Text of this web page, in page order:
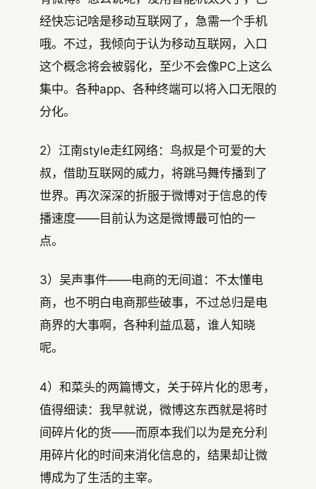
经快忘记啥是移动互联网了，急需一个手机
哦。不过，我倾向于认为移动互联网，入口
这个概念将会被弱化，至少不会像PC上这么
集中。各种app、各种终端可以将入口无限的
分化。
2）江南style走红网络：鸟叔是个可爱的大
叔，借助互联网的威力，将跳马舞传播到了
世界。再次深深的折服于微博对于信息的传
播速度——目前认为这是微博最可怕的一
点。
3）吴声事件——电商的无间道：不太懂电
商，也不明白电商那些破事，不过总归是电
商界的大事啊，各种利益瓜葛，谁人知晓
呢。
4）和菜头的两篇博文，关于碎片化的思考，
值得细读：我早就说，微博这东西就是将时
间碎片化的货——而原本我们以为是充分利
用碎片化的时间来消化信息的，结果却让微
博成为了生活的主宰。